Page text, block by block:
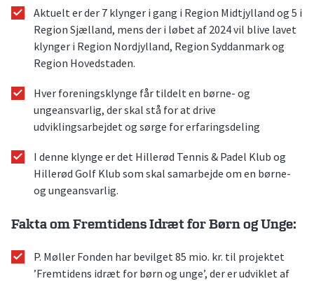
Aktuelt er der 7 klynger i gang i Region Midtjylland og 5 i
Region Sjælland, mens der i løbet af 2024 vil blive lavet
klynger i Region Nordjylland, Region Syddanmark og
Region Hovedstaden.
Hver foreningsklynge får tildelt en børne- og
ungeansvarlig, der skal stå for at drive
udviklingsarbejdet og sørge for erfaringsdeling
I denne klynge er det Hillerød Tennis & Padel Klub og
Hillerød Golf Klub som skal samarbejde om en børne-
og ungeansvarlig.
Fakta om Fremtidens Idræt for Børn og Unge:
P. Møller Fonden har bevilget 85 mio. kr. til projektet
’Fremtidens idræt for børn og unge’, der er udviklet af